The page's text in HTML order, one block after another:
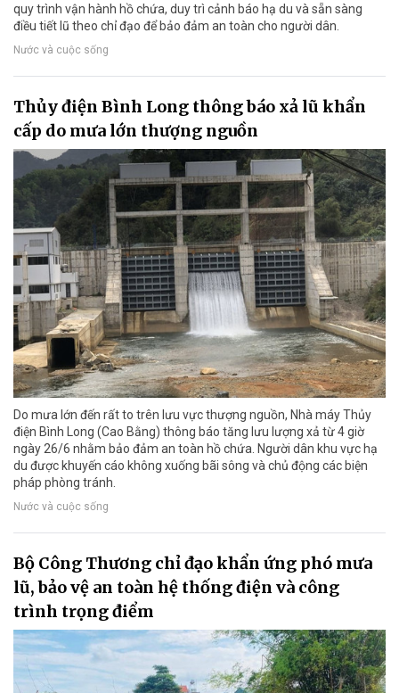
quy trình vận hành hồ chứa, duy trì cảnh báo hạ du và sẵn sàng
điều tiết lũ theo chỉ đạo để bảo đảm an toàn cho người dân.
Nước và cuộc sống
Thủy điện Bình Long thông báo xả lũ khẩn
cấp do mưa lớn thượng nguồn
Do mưa lớn đến rất to trên lưu vực thượng nguồn, Nhà máy Thủy
điện Bình Long (Cao Bằng) thông báo tăng lưu lượng xả từ 4 giờ
ngày 26/6 nhằm bảo đảm an toàn hồ chứa. Người dân khu vực hạ
du được khuyến cáo không xuống bãi sông và chủ động các biện
pháp phòng tránh.
Nước và cuộc sống
Bộ Công Thương chỉ đạo khẩn ứng phó mưa
lũ, bảo vệ an toàn hệ thống điện và công
trình trọng điểm